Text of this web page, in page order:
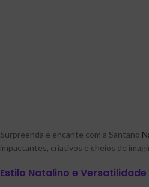
Surpreenda e encante com a Santano
impactantes, criativos e cheios de
Estilo Natalino e Versatilidade